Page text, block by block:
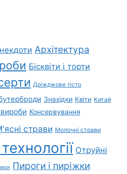
Архітектура
Бісквіти і торти
Дріжджове тісто
Знахідки Квіти Китай
Консервування
страви Молочні страви
Отруйні
Пироги і пиріжки